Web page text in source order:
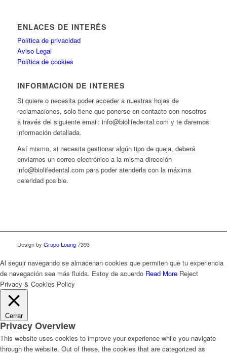
ENLACES DE INTERÉS
Política de privacidad
Aviso Legal
Política de cookies
INFORMACIÓN DE INTERÉS
Si quiere o necesita poder acceder a nuestras hojas de
reclamaciones, solo tiene que ponerse en contacto con nosotros
a través del siguiente email: info@biolifedental.com y te daremos
información detallada.
Así mismo, si necesita gestionar algún tipo de queja, deberá
enviarnos un correo electrónico a la misma dirección
info@biolifedental.com para poder atenderla con la máxima
celeridad posible.
Design by Grupo Loang7393
Al seguir navegando se almacenan cookies que permiten que tu experiencia
de navegación sea más fluida. Estoy de acuerdo Read More Reject
Privacy & Cookies Policy
Cerrar
Privacy Overview
This website uses cookies to improve your experience while you navigate
through the website. Out of these, the cookies that are categorized as